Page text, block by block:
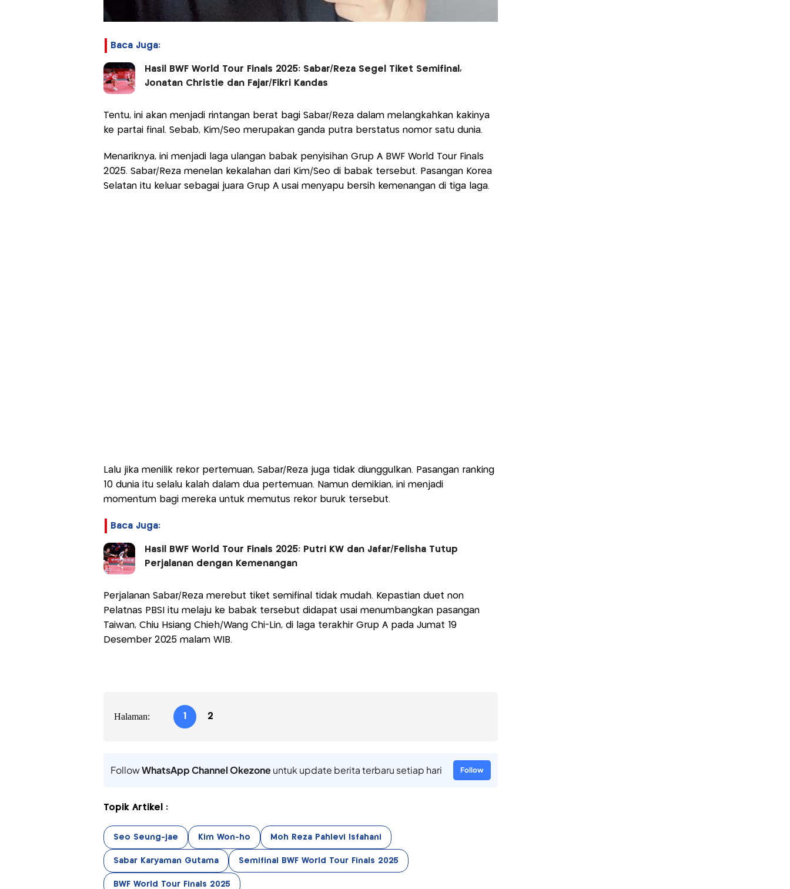
Baca Juga:
Hasil BWF World Tour Finals 2025: Sabar/Reza Segel Tiket Semifinal,
Jonatan Christie dan Fajar/Fikri Kandas
Tentu, ini akan menjadi rintangan berat bagi Sabar/Reza dalam melangkahkan kakinya
ke partai final. Sebab, Kim/Seo merupakan ganda putra berstatus nomor satu dunia.
Menariknya, ini menjadi laga ulangan babak penyisihan Grup A BWF World Tour Finals
2025. Sabar/Reza menelan kekalahan dari Kim/Seo di babak tersebut. Pasangan Korea
Selatan itu keluar sebagai juara Grup A usai menyapu bersih kemenangan di tiga laga.
Lalu jika menilik rekor pertemuan, Sabar/Reza juga tidak diunggulkan. Pasangan ranking
10 dunia itu selalu kalah dalam dua pertemuan. Namun demikian, ini menjadi
momentum bagi mereka untuk memutus rekor buruk tersebut.
Baca Juga:
Hasil BWF World Tour Finals 2025: Putri KW dan Jafar/Felisha Tutup
Perjalanan dengan Kemenangan
Perjalanan Sabar/Reza merebut tiket semifinal tidak mudah. Kepastian duet non
Pelatnas PBSI itu melaju ke babak tersebut didapat usai menumbangkan pasangan
Taiwan, Chiu Hsiang Chieh/Wang Chi-Lin, di laga terakhir Grup A pada Jumat 19
Desember 2025 malam WIB.
Halaman: 1 2
FollowWhatsApp Channel Okezoneuntuk update berita terbaru setiap hari Follow
Topik Artikel :
Seo Seung-jae Kim Won-ho Moh Reza Pahlevi Isfahani
Sabar Karyaman Gutama Semifinal BWF World Tour Finals 2025
BWF World Tour Finals 2025